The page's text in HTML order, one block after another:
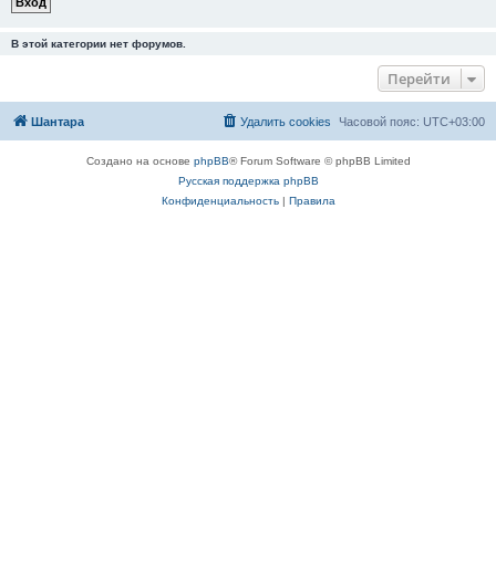
В этой категории нет форумов.
Перейти
Шантара Часовой пояс: UTC+03:00
Удалить cookies
Создано на основе phpBB® Forum Software © phpBB Limited
Русская поддержка phpBB
Конфиденциальность| Правила